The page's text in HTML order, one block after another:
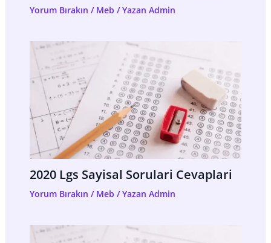
Yorum Bırakın / Meb / Yazan Admin
2020 Lgs Sayisal Sorulari Cevaplari
Yorum Bırakın / Meb / Yazan Admin